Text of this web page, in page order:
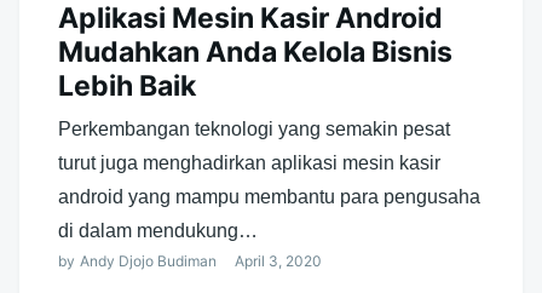
Aplikasi Mesin Kasir Android
Mudahkan Anda Kelola Bisnis
Lebih Baik
Perkembangan teknologi yang semakin pesat
turut juga menghadirkan aplikasi mesin kasir
android yang mampu membantu para pengusaha
di dalam mendukung…
by Andy Djojo Budiman April 3, 2020